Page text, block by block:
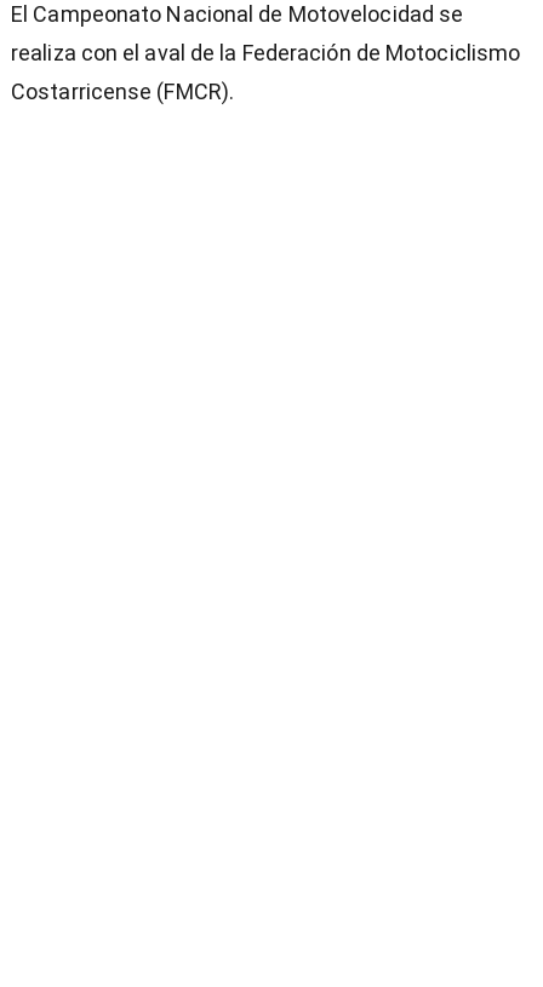
El Campeonato Nacional de Motovelocidad se
realiza con el aval de la Federación de Motociclismo
Costarricense (FMCR).